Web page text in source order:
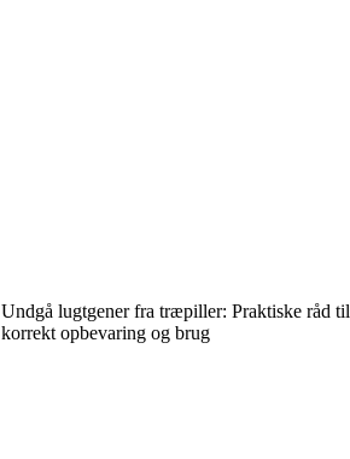
Undgå lugtgener fra træpiller: Praktiske råd til
korrekt opbevaring og brug